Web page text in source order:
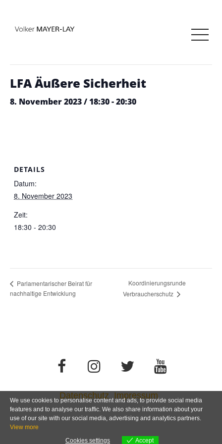
« Alle Veranstaltungen
LFA Äußere Sicherheit
8. November 2023 / 18:30-20:30
DETAILS
Datum:
8. November 2023
Zeit:
18:30 - 20:30
Parlamentarischer Beirat für
nachhaltige Entwicklung
Koordinierungsrunde
Verbraucherschutz
Datenschutz Impressum
We use cookies to personalise content and ads, to provide social media
features and to analyse our traffic. We also share information about your
use of our site with our social media, advertising and analytics partners.
View more
Cookies settings
Accept